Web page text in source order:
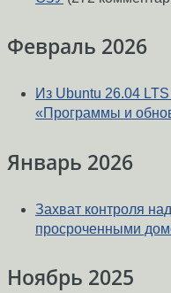
Февраль 2026
Из Ubuntu 26.04
«Программы и
Январь 2026
Захват контроля
просроченными
Ноябрь 2025